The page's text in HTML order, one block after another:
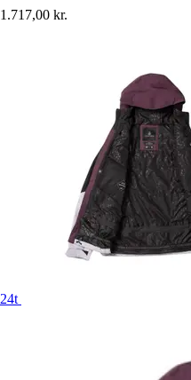
1.717,00 kr.
24t